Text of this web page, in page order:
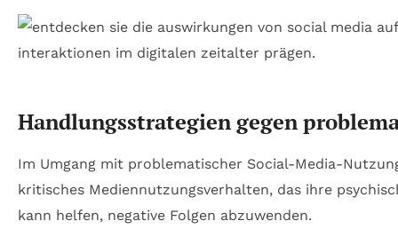
Handlungsstrategien gegen
Im Umgang mit problematischer Social-Media-
kritisches Mediennutzungsverhalten, das ihre
kann helfen, negative Folgen abzuwenden.